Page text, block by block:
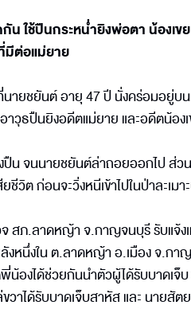
น ใช้ปืนกระหน่ำยิงพ่อตา น้องเ
มีต่อแม่ยาย
ยชยันต์ อายุ 47 ปี นั่งคร่อมอยู่บน
อาวุธปืนยิงอดีตแม่ยาย และอดีตน้
น จนนายชยันต์ล่าถอยออกไป ส่ว
ต ก่อนจะวิ่งหนีเข้าไปในป่าละเมา
สภ.ลาดหญ้า จ.กาญจนบุรี รับแจ้
หนึ่งใน ต.ลาดหญ้า อ.เมือง จ.กา
องได้ช่วยกันนำตัวผู้ได้รับบาดเจ็
วาได้รับบาดเจ็บสาหัส และ นายสั